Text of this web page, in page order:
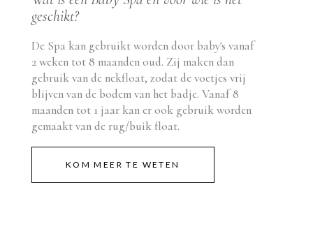
geschikt?
De Spa kan gebruikt worden door baby's vanaf
2 weken tot 8 maanden oud. Zij maken dan
gebruik van de nekfloat, zodat de voetjes vrij
blijven van de bodem van het badje. Vanaf 8
maanden tot 1 jaar kan er ook gebruik worden
gemaakt van de rug/buik float.
KOM MEER TE WETEN